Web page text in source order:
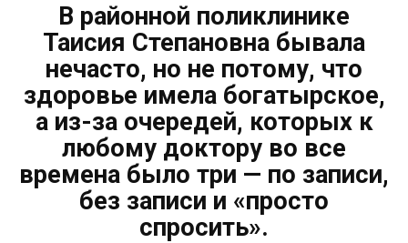
В районной поликлинике
Таисия Степановна бывала
нечасто, но не потому, что
здоровье имела богатырское,
а из-за очередей, которых к
любому доктору во все
времена было три — по записи,
без записи и «просто
спросить».